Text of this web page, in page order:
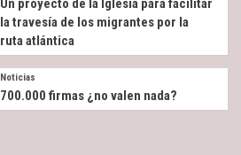
Un proyecto de la Iglesia para facilitar
la travesía de los migrantes por la
ruta atlántica
Noticias
700.000 firmas ¿no valen nada?